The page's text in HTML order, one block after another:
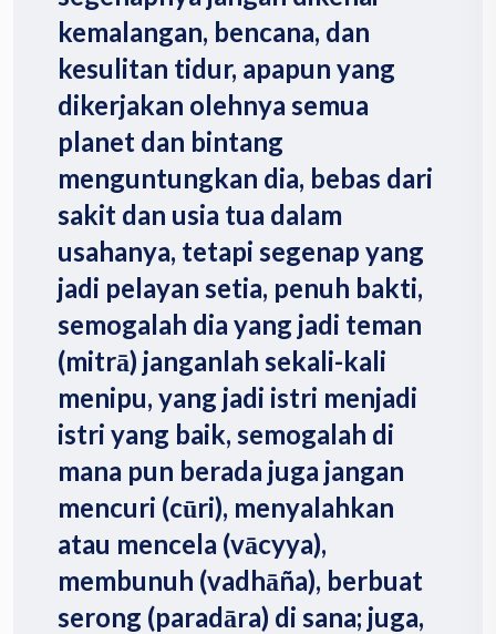
kemalangan, bencana, dan
kesulitan tidur, apapun yang
dikerjakan olehnya semua
planet dan bintang
menguntungkan dia, bebas dari
sakit dan usia tua dalam
usahanya, tetapi segenap yang
jadi pelayan setia, penuh bakti,
semogalah dia yang jadi teman
(mitrā) janganlah sekali-kali
menipu, yang jadi istri menjadi
istri yang baik, semogalah di
mana pun berada juga jangan
mencuri (cūri), menyalahkan
atau mencela (vācyya),
membunuh (vadhāña), berbuat
serong (paradāra) di sana; juga,